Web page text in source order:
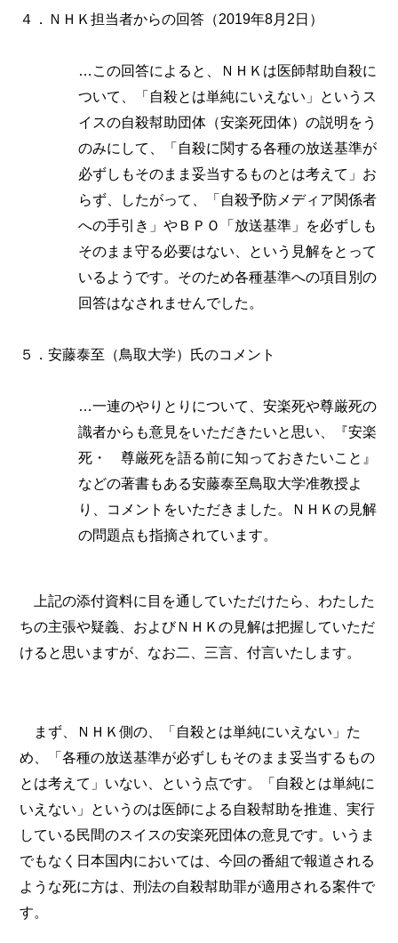
４．ＮＨＫ担当者からの回答（2019年8月2日）
…この回答によると、ＮＨＫは医師幇助自殺に
ついて、「自殺とは単純にいえない」というス
イスの自殺幇助団体（安楽死団体）の説明をう
のみにして、「自殺に関する各種の放送基準が
必ずしもそのまま妥当するものとは考えて」お
らず、したがって、「自殺予防メディア関係者
への手引き」やＢＰＯ「放送基準」を必ずしも
そのまま守る必要はない、という見解をとって
いるようです。そのため各種基準への項目別の
回答はなされませんでした。
５．安藤泰至（鳥取大学）氏のコメント
…一連のやりとりについて、安楽死や尊厳死の
識者からも意見をいただきたいと思い、『安楽
死・ 尊厳死を語る前に知っておきたいこと』
などの著書もある安藤泰至鳥取大学准教授よ
り、コメントをいただきました。ＮＨＫの見解
の問題点も指摘されています。
上記の添付資料に目を通していただけたら、わたした
ちの主張や疑義、およびＮＨＫの見解は把握していただ
けると思いますが、なお二、三言、付言いたします。
まず、ＮＨＫ側の、「自殺とは単純にいえない」た
め、「各種の放送基準が必ずしもそのまま妥当するもの
とは考えて」いない、という点です。「自殺とは単純に
いえない」というのは医師による自殺幇助を推進、実行
している民間のスイスの安楽死団体の意見です。いうま
でもなく日本国内においては、今回の番組で報道される
ような死に方は、刑法の自殺幇助罪が適用される案件で
す。